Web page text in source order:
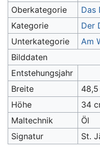
Oberkategorie
Das
Kategorie
Der
Unterkategorie
Am
Bilddaten
Entstehungsjahr
Breite
Höhe
34
Maltechnik
Öl
Signatur
St.